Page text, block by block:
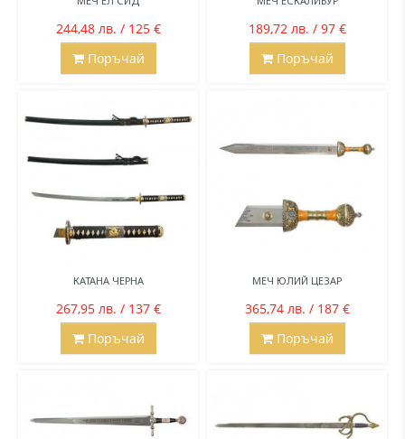
244,48 лв. / 125 €
Поръчай
189,72 лв. / 97 €
Поръчай
КАТАНА ЧЕРНА
267,95 лв. / 137 €
Поръчай
МЕЧ ЮЛИЙ ЦЕЗАР
365,74 лв. / 187 €
Поръчай